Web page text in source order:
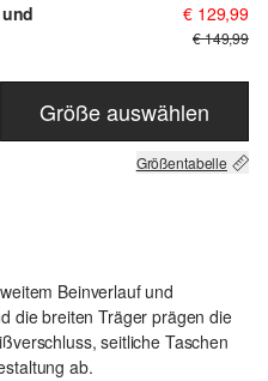
€ 129,99
€ 149,99
Größe auswählen
Größentabelle
Beinverlauf und
die breiten Träger prägen die
seitliche Taschen
ab.